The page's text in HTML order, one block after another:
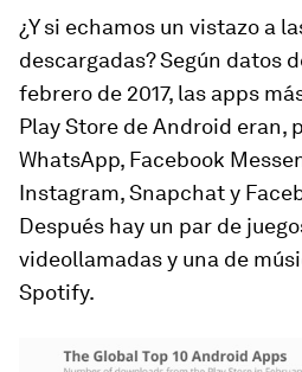
¿Y si echamos un vistazo a
descargadas? Según datos
febrero de 2017, las apps
Play Store de Android eran,
WhatsApp, Facebook
Instagram, Snapchat y
Después hay un par de
videollamadas y una de
Spotify.